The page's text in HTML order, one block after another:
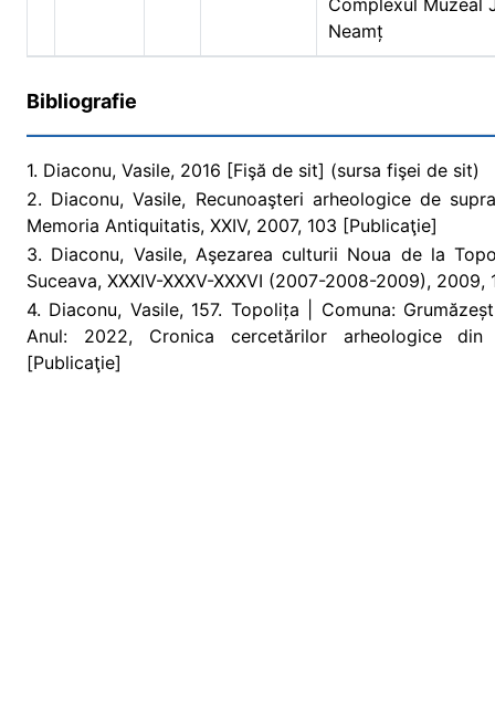
Complexul Muzeal
Neamț
Bibliografie
1. Diaconu, Vasile, 2016 [Fişă de sit] (sursa fişei de sit)
2. Diaconu, Vasile, Recunoaşteri arheologice de
Memoria Antiquitatis, XXIV, 2007, 103 [Publicaţie]
3. Diaconu, Vasile, Aşezarea culturii Noua de la
Suceava, XXXIV-XXXV-XXXVI (2007-2008-2009), 2009,
4. Diaconu, Vasile, 157. Topolița | Comuna:
Anul: 2022, Cronica cercetărilor arheologice din
[Publicaţie]